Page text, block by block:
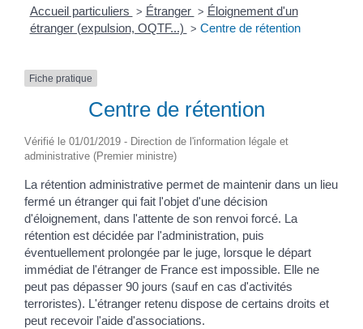
Accueil particuliers > Étranger > Éloignement d'un
étranger (expulsion, OQTF...) > Centre de rétention
Fiche pratique
Centre de rétention
Vérifié le 01/01/2019 - Direction de l'information légale et
administrative (Premier ministre)
La rétention administrative permet de maintenir dans un lieu
fermé un étranger qui fait l'objet d'une décision
d'éloignement, dans l'attente de son renvoi forcé. La
rétention est décidée par l'administration, puis
éventuellement prolongée par le juge, lorsque le départ
immédiat de l'étranger de France est impossible. Elle ne
peut pas dépasser 90 jours (sauf en cas d'activités
terroristes). L'étranger retenu dispose de certains droits et
peut recevoir l'aide d'associations.